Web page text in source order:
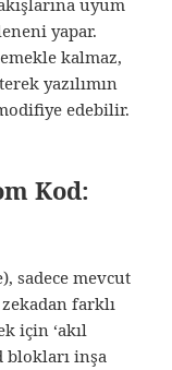
uyum
yapar.
kalmaz,
yazılımın
edebilir.
Kod:
sadece mevcut
farklı
için ‘akıl
blokları inşa